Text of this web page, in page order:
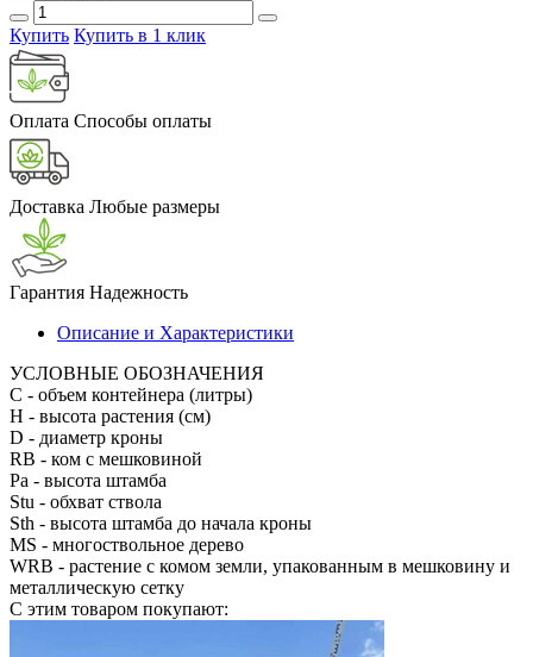
Купить Купить в 1 клик
Оплата Способы оплаты
Доставка Любые размеры
Гарантия Надежность
Описание и Характеристики
УСЛОВНЫЕ ОБОЗНАЧЕНИЯ
С - объем контейнера (литры)
H - высота растения (см)
D - диаметр кроны
RB - ком с мешковиной
Pa - высота штамба
Stu - обхват ствола
Sth - высота штамба до начала кроны
MS - многоствольное дерево
WRB - растение с комом земли, упакованным в мешковину и
металлическую сетку
С этим товаром покупают: